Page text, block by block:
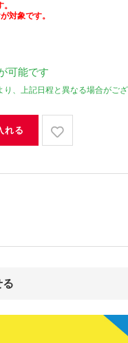
対象です。
可能です
、上記日程と異なる場合がご
れる
る